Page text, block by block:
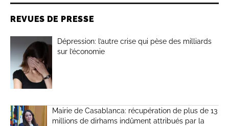
REVUES DE PRESSE
Dépression: l’autre crise qui pèse des milliards
sur l’économie
Mairie de Casablanca: récupération de plus de 13
millions de dirhams indûment attribués par la